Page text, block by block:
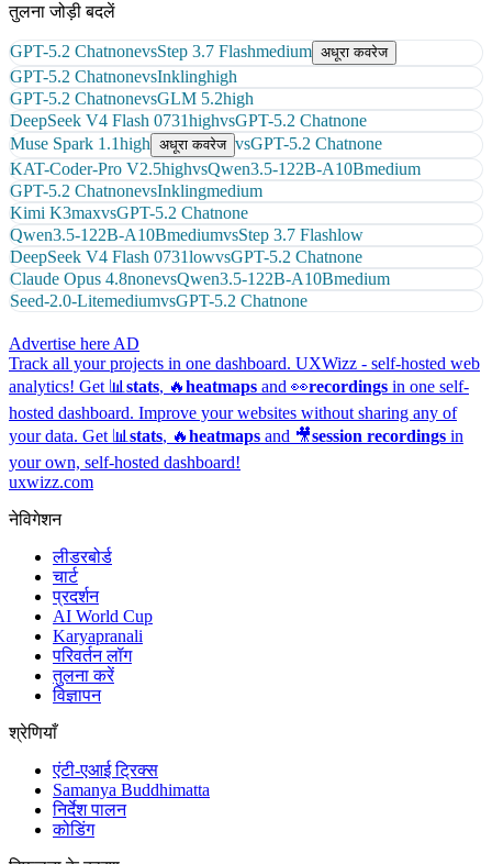
तुलना जोड़ी बदलें
GPT-5.2 ChatnonevsStep 3.7 Flashmedium अधूरा कवरेज
GPT-5.2 ChatnonevsInklinghigh
GPT-5.2 ChatnonevsGLM 5.2high
DeepSeek V4 Flash 0731highvsGPT-5.2 Chatnone
Muse Spark 1.1high अधूरा कवरेज vsGPT-5.2 Chatnone
KAT-Coder-Pro V2.5highvsQwen3.5-122B-A10Bmedium
GPT-5.2 ChatnonevsInklingmedium
Kimi K3maxvsGPT-5.2 Chatnone
Qwen3.5-122B-A10BmediumvsStep 3.7 Flashlow
DeepSeek V4 Flash 0731lowvsGPT-5.2 Chatnone
Claude Opus 4.8nonevsQwen3.5-122B-A10Bmedium
Seed-2.0-LitemediumvsGPT-5.2 Chatnone
Advertise here AD
Track all your projects in one dashboard. UXWizz - self-hosted web
analytics! Get 📊 stats, 🔥heatmaps and 👀recordings in one self-
hosted dashboard. Improve your websites without sharing any of
your data. Get 📊 stats, 🔥heatmaps and 🎥session recordings in
your own, self-hosted dashboard!
uxwizz.com
नेविगेशन
लीडरबोर्ड
चार्ट
प्रदर्शन
AI World Cup
Karyapranali
परिवर्तन लॉग
तुलना करें
विज्ञापन
श्रेणियाँ
एंटी-एआई ट्रिक्स
Samanya Buddhimatta
निर्देश पालन
कोडिंग